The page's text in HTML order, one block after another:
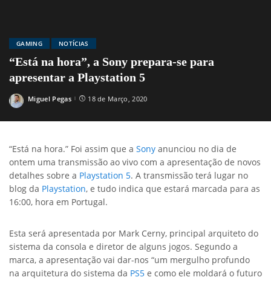
GAMING NOTÍCIAS
“Está na hora”, a Sony prepara-se para
apresentar a Playstation 5
Posted
Miguel Pegas 18 de Março, 2020
“Está na hora.” Foi assim que a Sony anunciou no dia de
ontem uma transmissão ao vivo com a apresentação de novos
detalhes sobre a Playstation 5. A transmissão terá lugar no
blog da Playstation, e tudo indica que estará marcada para as
16:00, hora em Portugal.
Esta será apresentada por Mark Cerny, principal arquiteto do
sistema da consola e diretor de alguns jogos. Segundo a
marca, a apresentação vai dar-nos “um mergulho profundo
na arquitetura do sistema da PS5 e como ele moldará o futuro